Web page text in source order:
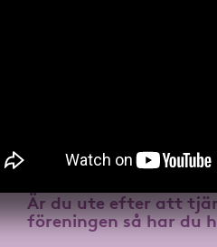
Är du ute efter att
föreningenså har du